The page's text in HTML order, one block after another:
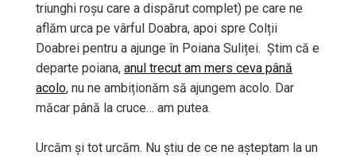
triunghi roșu care a dispărut complet) pe care ne
aflăm urca pe vârful Doabra, apoi spre Colții
Doabrei pentru a ajunge în Poiana Suliței. Știm că e
departe poiana, anul trecut am mers ceva până
acolo, nu ne ambiționăm să ajungem acolo. Dar
măcar până la cruce… am putea.
Urcăm și tot urcăm. Nu știu de ce ne așteptam la un